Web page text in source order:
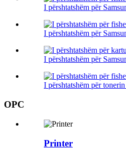
I përshtatshëm për
I përshtatshëm për
I përshtatshëm për
I përshtatshëm për
OPC
Printer